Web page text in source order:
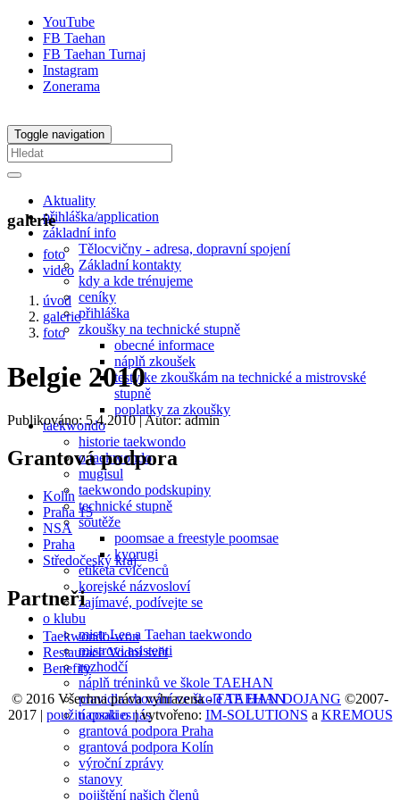
YouTube
FB Taehan
FB Taehan Turnaj
Instagram
Zonerama
Toggle navigation
Aktuality
přihláška/application
základní info
Tělocvičny - adresa, dopravní spojení
Základní kontakty
kdy a kde trénujeme
ceníky
přihláška
zkoušky na technické stupně
obecné informace
náplň zkoušek
testy ke zkouškám na technické a mistrovské
stupně
poplatky za zkoušky
taekwondo
historie taekwondo
o taekwondo
mugisul
taekwondo podskupiny
technické stupně
soutěže
poomsae a freestyle poomsae
kyorugi
etiketa cvičenců
korejské názvosloví
zajímavé, podívejte se
o klubu
mistr Lee a Taehan taekwondo
mistrovi asistenti
rozhodčí
náplň tréninků ve škole TAEHAN
pravidla chování ve škole TAEHAN
napsali o nás
grantová podpora Praha
grantová podpora Kolín
výroční zprávy
stanovy
pojištění našich členů
galerie
foto
video
úvod
galerie
foto
Belgie 2010
Publikováno: 5.4.2010| Autor: admin
Grantová podpora
Kolín
Praha 15
NSA
Praha
Středočeský kraj
Partneři
Taekwondo-won
Restaurace Vodní svět
Benefity
© 2016 Všechna práva vyhrazena -TAE HAN DOJANG ©2007-
2017 | použití cookies| vytvořeno: IM-SOLUTIONS a KREMOUS